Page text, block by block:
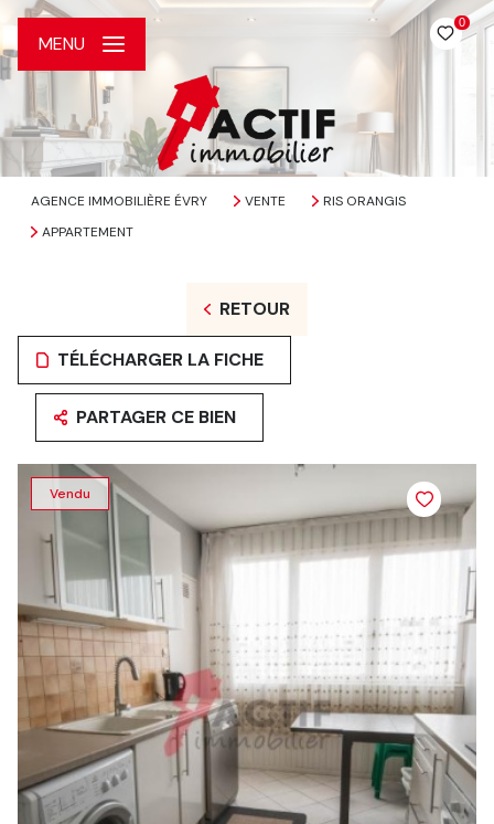
0
MENU
AGENCE IMMOBILIÈRE ÉVRY VENTE
RIS ORANGIS
APPARTEMENT
RETOUR
TÉLÉCHARGER LA FICHE
PARTAGER CE BIEN
Vendu